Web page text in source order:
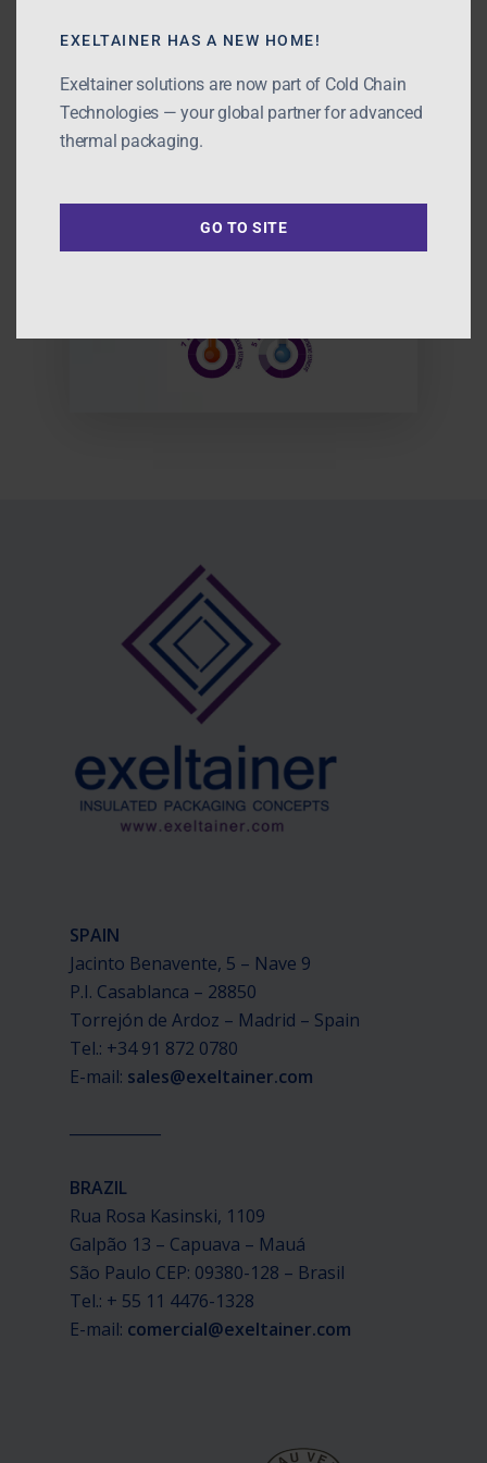
SPAIN
Jacinto Benavente, 5 – Nave 9
P.I. Casablanca – 28850
Torrejón de Ardoz – Madrid – Spain
Tel.: +34 91 872 0780
E-mail: sales@exeltainer.com
BRAZIL
Rua Rosa Kasinski, 1109
Galpão 13 – Capuava – Mauá
São Paulo CEP: 09380-128 – Brasil
Tel.: + 55 11 4476-1328
E-mail: comercial@exeltainer.com
EXELTAINER HAS A NEW HOME!
Exeltainer solutions are now part of Cold Chain
Technologies — your global partner for advanced
thermal packaging.
GO TO SITE
Single US Pallet
LD7 Quarter PMC
sales@exeltainer.com
English
Español